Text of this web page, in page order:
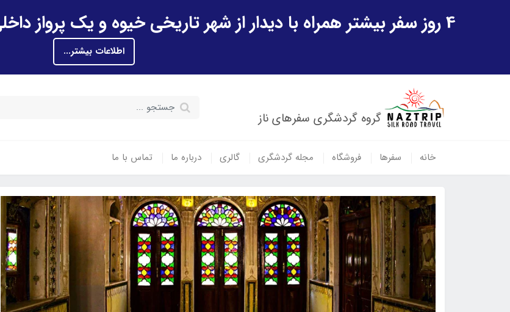
4 روز سفر بیشتر همراه با دیدار از شهر تاریخی خیوه و یک پرواز داخلی ازبکستان هدیه ویژه سفر شهریورماه
اطلاعات بیشتر...
گروه گردشگری سفرهای ناز
خانه سفرها فروشگاه مجله گردشگری گالری درباره ما تماس با ما